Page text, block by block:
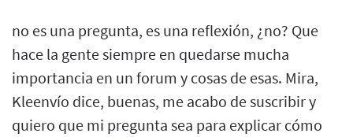
no es una pregunta, es una reflexión, ¿no? Que
hace la gente siempre en quedarse mucha
importancia en un forum y cosas de esas. Mira,
Kleenvío dice, buenas, me acabo de suscribir y
quiero que mi pregunta sea para explicar cómo